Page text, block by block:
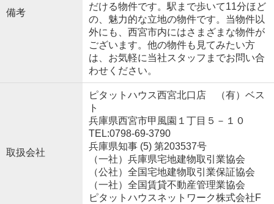
備考
だける物件です。駅まで歩いて11分ほど
の、魅力的な立地の物件です。当物件以
外にも、西宮市内にはさまざまな物件が
ございます。他の物件も見てみたい方
は、お気軽に当社スタッフまでお問い合
わせください。
取扱会社
ピタットハウス西宮北口店 （有）ベス
ト
兵庫県西宮市甲風園１丁目５－１０
TEL:0798-69-3790
兵庫県知事 (5) 第203537号
（一社）兵庫県宅地建物取引業協会
（公社）全国宅地建物取引業保証協会
（一社）全国賃貸不動産管理業協会
ピタットハウスネットワーク株式会社F